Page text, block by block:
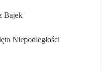
Bajek
Niepodległości